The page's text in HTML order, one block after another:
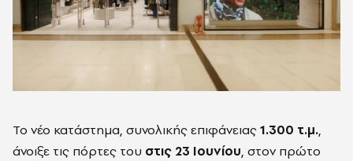
Το νέο κατάστημα, συνολικής επιφάνειας1.300 τ.μ.,
άνοιξε τις πόρτες του στις 23 Ιουνίου, στον πρώτο